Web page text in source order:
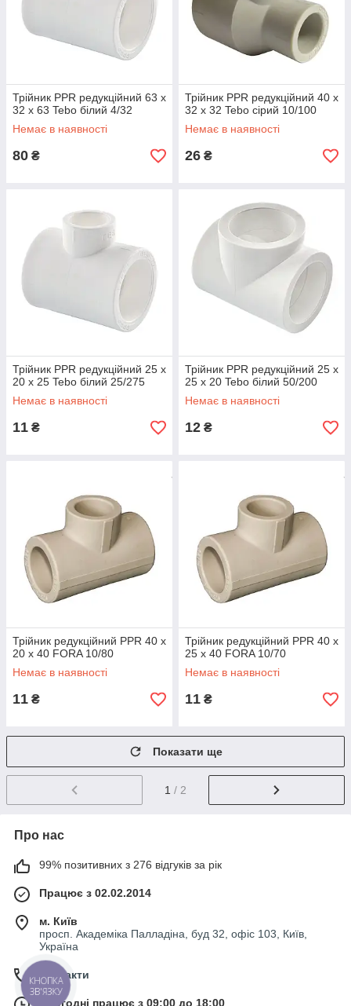
Трійник PPR редукційний 63 х
32 х 63 Tebo білий 4/32
Немає в наявності
80 ₴
Трійник PPR редукційний 40 х
32 х 32 Tebo сірий 10/100
Немає в наявності
26 ₴
Трійник PPR редукційний 25 х
20 х 25 Tebo білий 25/275
Немає в наявності
11 ₴
Трійник PPR редукційний 25 х
25 х 20 Tebo білий 50/200
Немає в наявності
12 ₴
Трійник редукційний PPR 40 х
20 х 40 FORA 10/80
Немає в наявності
11 ₴
Трійник редукційний PPR 40 х
25 х 40 FORA 10/70
Немає в наявності
11 ₴
Показати ще
1 / 2
Про нас
99% позитивних з 276 відгуків за рік
Працює з 02.02.2014
м. Київ
просп. Академіка Палладіна, буд 32, офіс 103, Київ,
Україна
Контакти
Сьогодні працює з 09:00 до 18:00
КНОПКА
ЗВ'ЯЗКУ